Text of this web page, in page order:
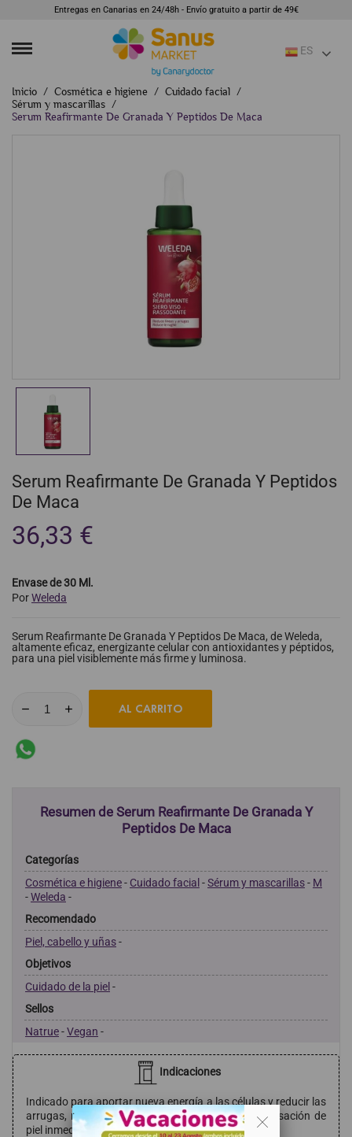
Entregas en Canarias en 24/48h - Envío gratuito a partir de 49€
ES
Inicio Cosmética e higiene
Cuidado facial
Sérum y mascarillas
Serum Reafirmante De Granada Y Peptidos De Maca
Serum Reafirmante De Granada Y Peptidos
De Maca
36,33 €
Envase de 30 Ml.
PorWeleda
Serum Reafirmante De Granada Y Peptidos De Maca, de Weleda,
altamente eficaz, energizante celular con antioxidantes y péptidos,
para una piel visiblemente más firme y luminosa.
AL CARRITO
Resumen de Serum Reafirmante De Granada Y
Peptidos De Maca
Categorías
Cosmética e higiene- Cuidado facial-Sérum y mascarillas- M
-Weleda -
Recomendado
Piel, cabello y uñas-
Objetivos
Cuidado de la piel-
Sellos
Natrue-Vegan -
Indicaciones
Indicado para aportar nueva energía a las células y reducir las
arrugas, reafirmandovisiblemente. Aporta una sensación de
piel inmediatamente más suave.
. .